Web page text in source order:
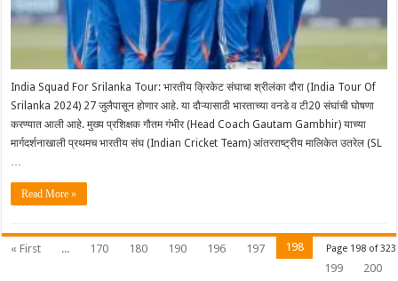
India Squad For Srilanka Tour: भारतीय क्रिकेट संघाचा श्रीलंका दौरा (India Tour Of
Srilanka 2024) 27 जुलैपासून होणार आहे. या दौऱ्यासाठी भारताच्या वनडे व टी20 संघांची घोषणा
करण्यात आली आहे. मुख्य प्रशिक्षक गौतम गंभीर (Head Coach Gautam Gambhir) याच्या
मार्गदर्शनाखाली प्रथमच भारतीय संघ (Indian Cricket Team) आंतरराष्ट्रीय मालिकेत उतरेल (SL
…
Read More »
Page 198 of 323
« First ... 170 180 190 196 197
198
199
200